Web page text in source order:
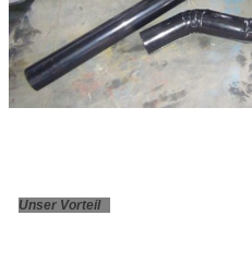
Unser Vorteil